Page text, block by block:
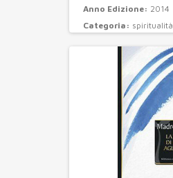
Anno Edizione: 2014
Categoria: spiritualità